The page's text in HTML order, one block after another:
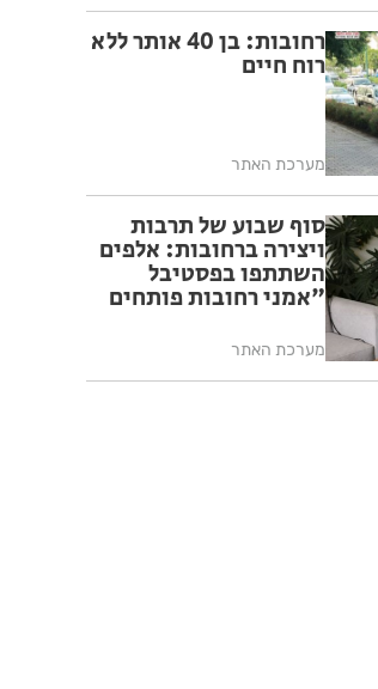
רחובות: בן 40 אותר ללא
רוח חיים
מערכת האתר
סוף שבוע של תרבות
ויצירה ברחובות: אלפים
השתתפו בפסטיבל
"אמני רחובות פותחים
מערכת האתר